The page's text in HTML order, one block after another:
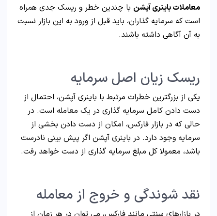
معاملات باینری آپشن با چندین خطر و ریسک جدی همراه
است که سرمایه گذاران، باید قبل از ورود به این بازار نسبت
به آن آگاهی داشته باشند.
ریسک زیان اصل سرمایه
یکی از بزرگترین خطرات مرتبط با باینری آپشن، احتمال از
دست دادن کامل سرمایه گذاری در یک معامله است. در
حالی که در بازار فارکس، امکان از دست دادن بخشی از
سرمایه وجود دارد. در باینری آپشن اگر پیش بینی نادرست
باشد، معمولا کل مبلغ سرمایه گذاری از دست خواهد رفت.
نقد شوندگی و خروج از معامله